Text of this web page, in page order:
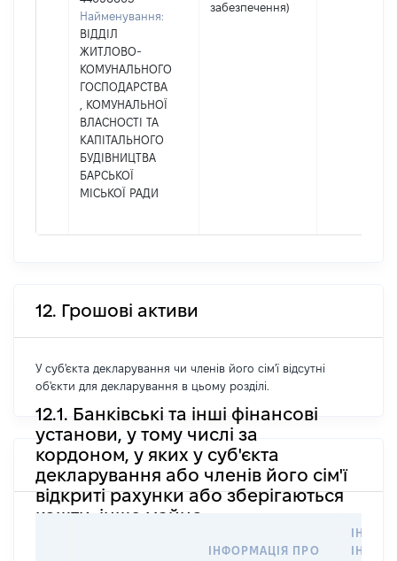
Найменування:
ВІДДІЛ
ЖИТЛОВО-
КОМУНАЛЬНОГО
ГОСПОДАРСТВА
, КОМУНАЛЬНОЇ
ВЛАСНОСТІ ТА
КАПІТАЛЬНОГО
БУДІВНИЦТВА
БАРСЬКОЇ
МІСЬКОЇ РАДИ
забезпечення)
12. Грошові активи
У суб'єкта декларування чи членів його сім'ї відсутні
об'єкти для декларування в цьому розділі.
12.1. Банківські та інші фінансові
установи, у тому числі за
кордоном, у яких у суб'єкта
декларування або членів його сім'ї
відкриті рахунки або зберігаються
кошти, інше майно
ІНФОРМАЦІЯ ПРО
ІНШУ